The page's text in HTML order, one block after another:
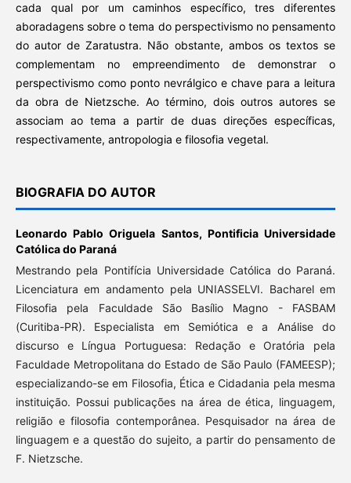
cada qual por um caminhos específico, tres diferentes
aboradagens sobre o tema do perspectivismo no pensamento
do autor de Zaratustra. Não obstante, ambos os textos se
complementam no empreendimento de demonstrar o
perspectivismo como ponto nevrálgico e chave para a leitura
da obra de Nietzsche. Ao término, dois outros autores se
associam ao tema a partir de duas direções específicas,
respectivamente, antropologia e filosofia vegetal.
BIOGRAFIA DO AUTOR
Leonardo Pablo Origuela Santos, Pontificia Universidade
Católica do Paraná
Mestrando pela Pontifícia Universidade Católica do Paraná.
Licenciatura em andamento pela UNIASSELVI. Bacharel em
Filosofia pela Faculdade São Basílio Magno - FASBAM
(Curitiba-PR). Especialista em Semiótica e a Análise do
discurso e Língua Portuguesa: Redação e Oratória pela
Faculdade Metropolitana do Estado de São Paulo (FAMEESP);
especializando-se em Filosofia, Ética e Cidadania pela mesma
instituição. Possui publicações na área de ética, linguagem,
religião e filosofia contemporânea. Pesquisador na área de
linguagem e a questão do sujeito, a partir do pensamento de
F. Nietzsche.